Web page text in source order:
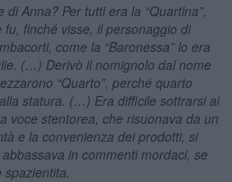
Anna? Per tutti era la “Quartina”,
finché visse, il personaggio di
come la “Baronessa” lo era
(…) Derivò il nomignolo dal nome
“Quarto”, perché quarto
statura. (…) Era difficile sottrarsi ai
voce stentorea, che risuonava da un
e la convenienza dei prodotti, si
in commenti mordaci, se